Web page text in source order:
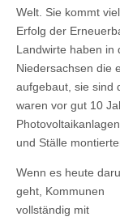
Welt. Sie kommt
Erfolg der
Landwirte haben in
Niedersachsen die
aufgebaut, sie sind
waren vor gut 10
und Ställe
Wenn es heute
geht, Kommunen
vollständig mit